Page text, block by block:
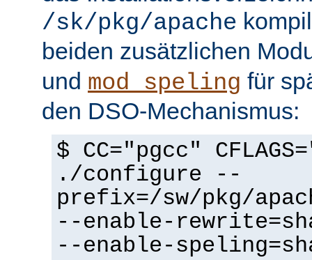
/sk/pkg/apache
beiden zusätzlichen
und mod_speling für
den DSO-Mechanismus:
$ CC="pgcc"
./configure --
prefix=/sw/pkg/
--enable-
--enable-